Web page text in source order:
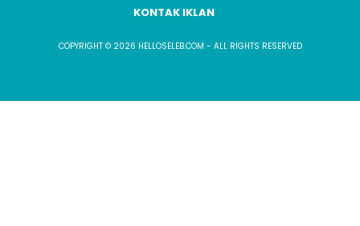
KONTAK IKLAN
COPYRIGHT © 2026 HELLOSELEB.COM - ALL RIGHTS RESERVED